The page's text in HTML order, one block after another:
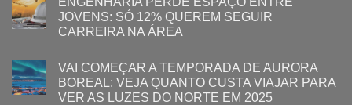
JOVENS: SÓ 12% QUEREM SEGUIR
CARREIRA NA ÁREA
VAI COMEÇAR A TEMPORADA DE AURORA
BOREAL: VEJA QUANTO CUSTA VIAJAR PARA
VER AS LUZES DO NORTE EM 2025